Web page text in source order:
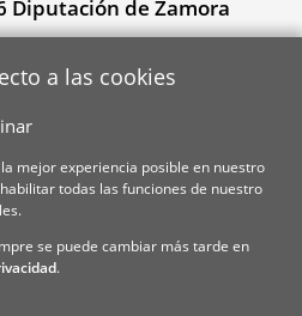
Diputación de Zamora
a las cookies
mejor experiencia posible en nuestro
todas las funciones de nuestro
se puede cambiar más tarde en
.